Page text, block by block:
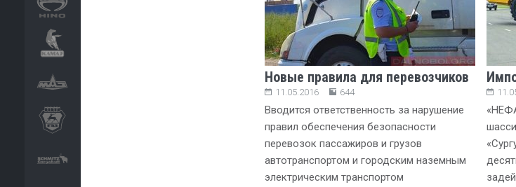
Новые правила для перевозчиков
11.05.2016 644
Вводится ответственность за нарушение
правил обеспечения безопасности
перевозок пассажиров и грузов
автотранспортом и городским наземным
электрическим транспортом